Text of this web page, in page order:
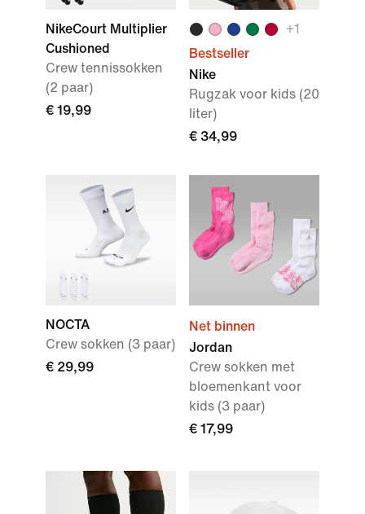
NikeCourt Multiplier
Cushioned
Crew tennissokken
(2 paar)
€ 19,99
+1
Bestseller
Nike
Rugzak voor kids (20
liter)
€ 34,99
NOCTA
Crew sokken (3 paar)
€ 29,99
Net binnen
Jordan
Crew sokken met
bloemenkant voor
kids (3 paar)
€ 17,99